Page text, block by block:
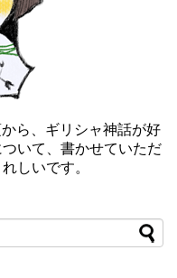
ら、ギリシャ神話が好
いて、書かせていただ
しいです。